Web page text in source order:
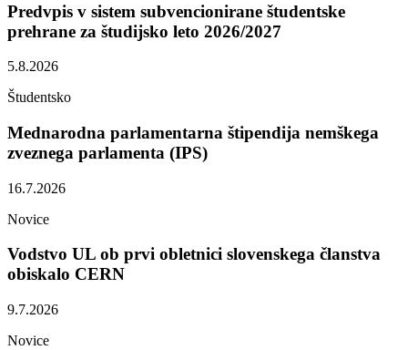
Predvpis v sistem subvencionirane študentske
prehrane za študijsko leto 2026/2027
5.8.2026
Študentsko
Mednarodna parlamentarna štipendija nemškega
zveznega parlamenta (IPS)
16.7.2026
Novice
Vodstvo UL ob prvi obletnici slovenskega članstva
obiskalo CERN
9.7.2026
Novice